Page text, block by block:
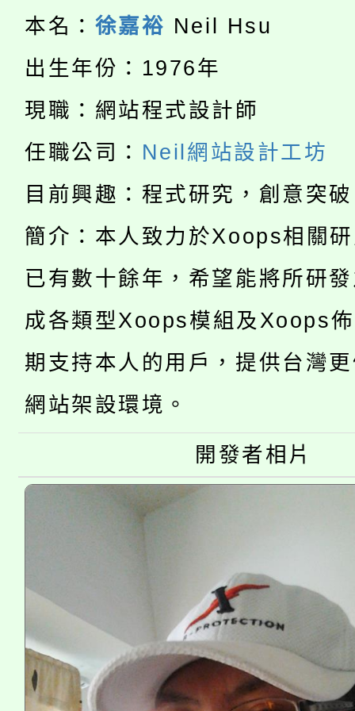
半價優惠，詳情可洽有
者。
份教師增能研習
大溪自造教育及科技中
份教師研習
淨零綠生活教案入校路
會
115年食農教育專業人
程
「本色祭」8/29、30在
場熱烈登場!
徵才活動。
YOUNG桃局內行報名
8月14至27日，桃園電
開!
115年桃園市運動會8/
田徑場及游泳池舉行。
桃園市低收入戶享有免
視費優惠，中低收入戶
半價優惠，詳情可洽有
大園自造教育及科技中
份教師增能研習
大溪自造教育及科技中
份教師研習
淨零綠生活教案入校路
115年食農教育專業人
本名： 徐嘉裕 Neil Hsu
出生年份：1976年
現職：網站程式設計師
任職公司： Neil網站設計工坊
目前興趣：程式研究，創意突
簡介：本人致力於Xoops相關
已有數十餘年，希望能將所研
成各類型Xoops模組及Xoops
期支持本人的用戶，提供台灣
網站架設環境。
開發者相片